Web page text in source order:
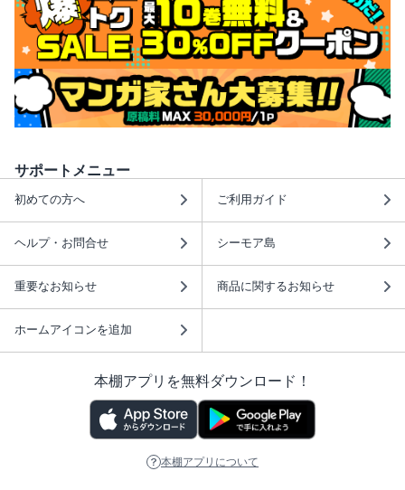
サポートメニュー
初めての方へ ご利用ガイド
ヘルプ・お問合せ シーモア島
重要なお知らせ 商品に関するお知らせ
ホームアイコンを追加
本棚アプリを無料ダウンロード！
本棚アプリについて